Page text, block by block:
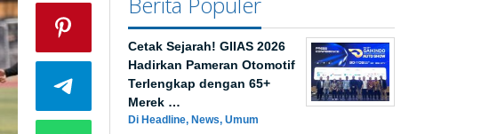
Cetak Sejarah! GIIAS 2026
Hadirkan Pameran Otomotif
Terlengkap dengan 65+
Merek …
Di Headline, News, Umum